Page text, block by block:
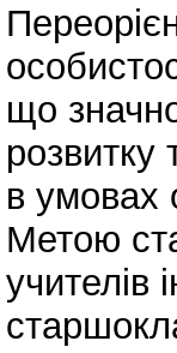
що
розвитку
в умовах
Метою
учителів